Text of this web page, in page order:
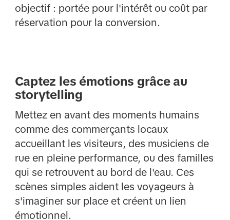
objectif : portée pour l'intérêt ou coût par
réservation pour la conversion.
Captez les émotions grâce au
storytelling
Mettez en avant des moments humains
comme des commerçants locaux
accueillant les visiteurs, des musiciens de
rue en pleine performance, ou des familles
qui se retrouvent au bord de l'eau. Ces
scènes simples aident les voyageurs à
s'imaginer sur place et créent un lien
émotionnel.